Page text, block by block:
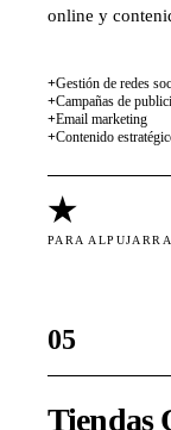
online y
+Gestión de redes
+Campañas de
+Email marketing
+Contenido
★
PARA
05
Tiendas